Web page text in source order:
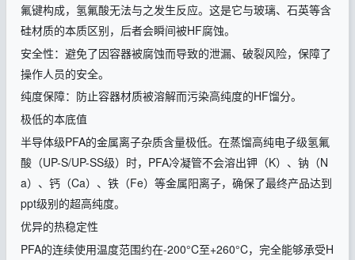
氟键构成，氢氟酸无法与之发生反应。这是它与玻璃、石英等含
硅材质的本质区别，后者会瞬间被HF腐蚀。
安全性：避免了因容器被腐蚀而导致的泄漏、破裂风险，保障了
操作人员的安全。
纯度保障：防止容器材质被溶解而污染高纯度的HF馏分。
极低的本底值
半导体级PFA的金属离子杂质含量极低。在蒸馏高纯电子级氢氟
酸（UP-S/UP-SS级）时， PFA冷凝管不会溶出钾（K）、钠（N
a）、钙（Ca）、铁（Fe）等金属阳离子，确保了最终产品达到
ppt级别的超高纯度。
优异的热稳定性
PFA的连续使用温度范围约在-200°C至+260°C，完全能够承受H